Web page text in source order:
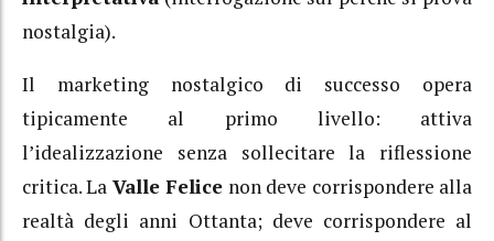
nostalgia).
Il marketing nostalgico di successo opera
tipicamente al primo livello: attiva
l’idealizzazione senza sollecitare la riflessione
critica. La Valle Felice non deve corrispondere alla
realtà degli anni Ottanta; deve corrispondere al